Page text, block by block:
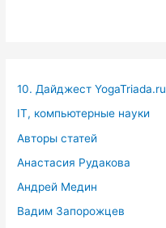
10. Дайджест YogaTriada.ru
IT, компьютерные науки
Авторы статей
Анастасия Рудакова
Андрей Медин
Вадим Запорожцев